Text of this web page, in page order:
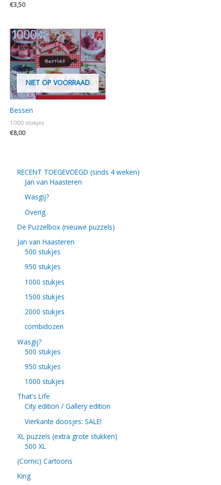
€3,50
NIET OP VOORRAAD
Bessen
1000 stukjes
€8,00
RECENT TOEGEVOEGD (sinds 4 weken)
Jan van Haasteren
Wasgij?
Overig
De Puzzelbox (nieuwe puzzels)
Jan van Haasteren
500 stukjes
950 stukjes
1000 stukjes
1500 stukjes
2000 stukjes
combidozen
Wasgij?
500 stukjes
950 stukjes
1000 stukjes
That's Life
City edition / Gallery edition
Vierkante doosjes: SALE!
XL puzzels (extra grote stukken)
500 XL
(Comic) Cartoons
King